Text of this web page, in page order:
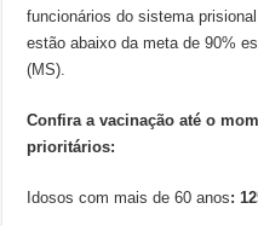
funcionários do sistema
estão abaixo da meta de 90%
(MS).
Confira a vacinação até o
prioritários:
Idosos com mais de 60 anos: